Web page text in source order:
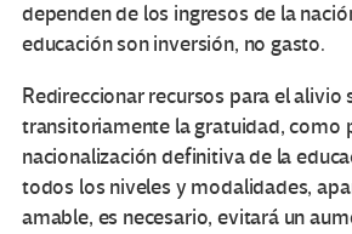
dependen de los ingresos de la
educación son inversión, no gasto.
Redireccionar recursos para el alivio
transitoriamente la gratuidad, como
nacionalización definitiva de la
todos los niveles y modalidades,
amable, es necesario, evitará un